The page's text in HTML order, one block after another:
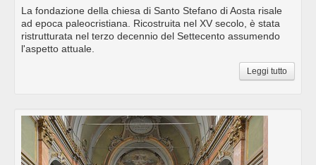
La fondazione della chiesa di Santo Stefano di Aosta risale
ad epoca paleocristiana. Ricostruita nel XV secolo, è stata
ristrutturata nel terzo decennio del Settecento assumendo
l'aspetto attuale.
Leggi tutto